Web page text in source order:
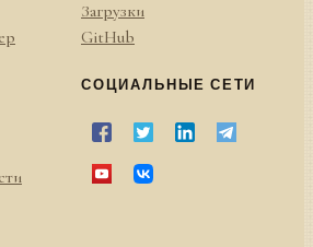
Загрузки
GitHub
СОЦИАЛЬНЫЕ СЕТИ